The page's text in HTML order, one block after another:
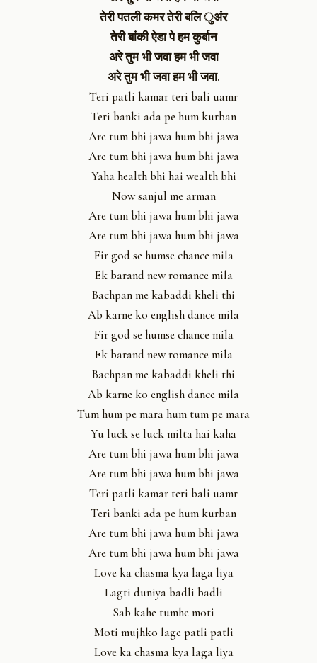
तेरी पतली कमर तेरी बलि ुअंर
तेरी बांकी ऐडा पे हम कुर्बान
अरे तुम भी जवा हम भी जवा
अरे तुम भी जवा हम भी जवा.
Teri patli kamar teri bali uamr
Teri banki ada pe hum kurban
Are tum bhi jawa hum bhi jawa
Are tum bhi jawa hum bhi jawa
Yaha health bhi hai wealth bhi
Now sanjul me arman
Are tum bhi jawa hum bhi jawa
Are tum bhi jawa hum bhi jawa
Fir god se humse chance mila
Ek barand new romance mila
Bachpan me kabaddi kheli thi
Ab karne ko english dance mila
Fir god se humse chance mila
Ek barand new romance mila
Bachpan me kabaddi kheli thi
Ab karne ko english dance mila
Tum hum pe mara hum tum pe mara
Yu luck se luck milta hai kaha
Are tum bhi jawa hum bhi jawa
Are tum bhi jawa hum bhi jawa
Teri patli kamar teri bali uamr
Teri banki ada pe hum kurban
Are tum bhi jawa hum bhi jawa
Are tum bhi jawa hum bhi jawa
Love ka chasma kya laga liya
Lagti duniya badli badli
Sab kahe tumhe moti
Moti mujhko lage patli patli
Love ka chasma kya laga liya